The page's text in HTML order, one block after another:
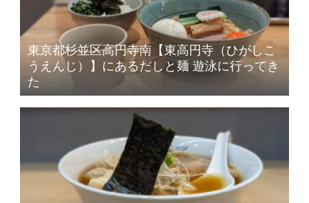
東京都杉並区高円寺南【東高円寺（ひがしこ
うえんじ）】にあるだしと麺 遊泳に行ってき
た